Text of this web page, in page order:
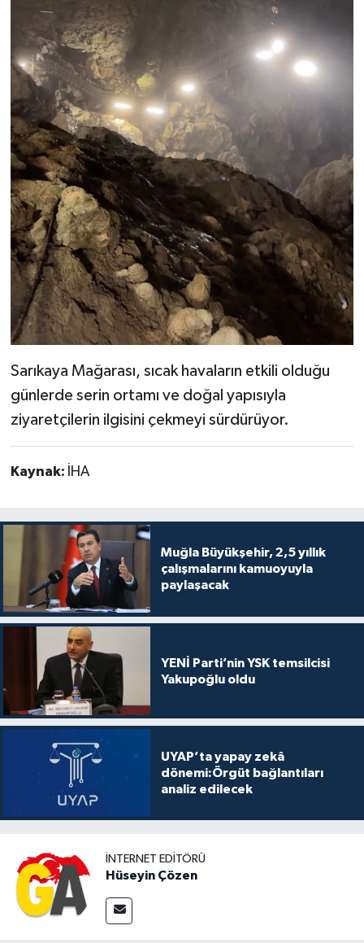
Sarıkaya Mağarası, sıcak havaların etkili olduğu
günlerde serin ortamı ve doğal yapısıyla
ziyaretçilerin ilgisini çekmeyi sürdürüyor.
Kaynak: İHA
Muğla Büyükşehir, 2,5 yıllık
çalışmalarını kamuoyuyla
paylaşacak
YENİ Parti’nin YSK temsilcisi
Yakupoğlu oldu
UYAP’ta yapay zekâ
dönemi:Örgüt bağlantıları
analiz edilecek
İNTERNET EDITÖRÜ
Hüseyin Çözen